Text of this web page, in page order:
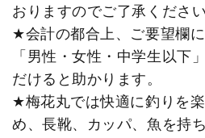
おりますのでご了承ください
★会計の都合上、ご要望欄
「男性・女性・中学生以下
だけると助かります。
★梅花丸では快適に釣りを
め、長靴、カッパ、魚を持